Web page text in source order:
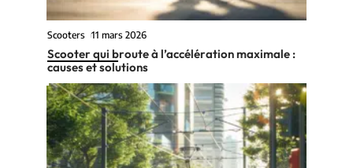
Scooters 11 mars 2026
Scooter qui broute à l’accélération maximale :
causes et solutions